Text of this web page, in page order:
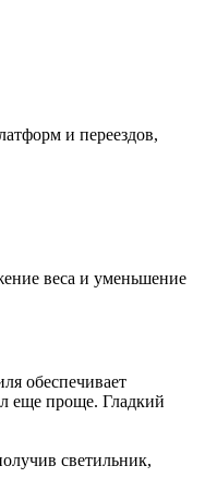
и переездов,
веса и уменьшение
обеспечивает
еще проще. Гладкий
светильник,